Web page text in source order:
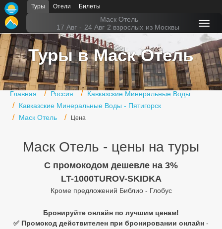
Туры Отели Билеты
Маск Отель
17 Авг - 24 Авг 2 взрослых из Москвы
Туры в Маск Отель
Главная Россия
Кавказские Минеральные Воды
Кавказские Минеральные Воды - Пятигорск
Маск Отель
Цена
Маск Отель - цены на туры
C промокодом дешевле на 3%
LT-1000TUROV-SKIDKA
Кроме предложений Библио - Глобус
Бронируйте онлайн по лучшим ценам!
✅ Промокод действителен при бронировании онлайн -
Главная
Горящие туры
Туры в Турцию
Туры в Египет
Офис г. Москва
Помощь
ОАЭ